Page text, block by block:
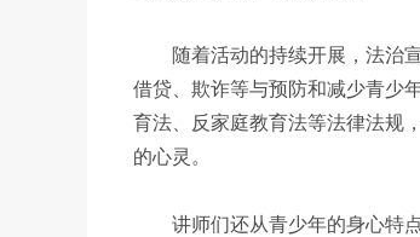
随着活动的持续开展，法治宣
借贷、欺诈等与预防和减少青少
育法、反家庭教育法等法律法规
的心灵。
讲师们还从青少年的身心特点